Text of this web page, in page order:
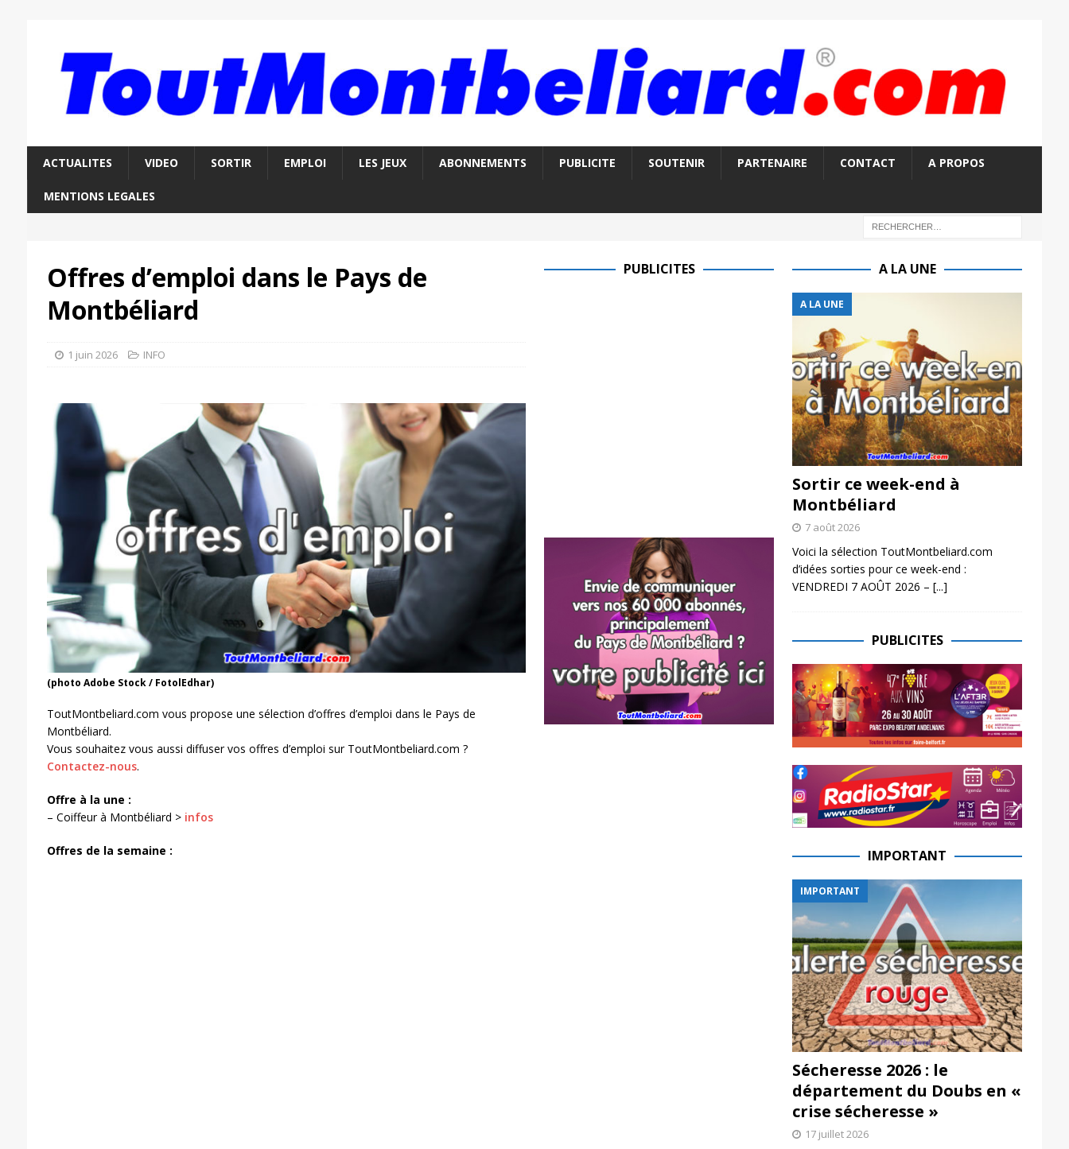
ACTUALITES VIDEO SORTIR EMPLOI LES JEUX ABONNEMENTS PUBLICITE SOUTENIR PARTENAIRE CONTACT A PROPOS
MENTIONS LEGALES
Offres d’emploi dans le Pays de
Montbéliard
1 juin 2026 INFO
(photo Adobe Stock / FotolEdhar)
ToutMontbeliard.com vous propose une sélection d’offres d’emploi dans le Pays de
Montbéliard.
Vous souhaitez vous aussi diffuser vos offres d’emploi sur ToutMontbeliard.com ?
Contactez-nous.
Offre à la une :
– Coiffeur à Montbéliard > infos
Offres de la semaine :
PUBLICITES A LA UNE
A LA UNE
Sortir ce week-end à
Montbéliard
7 août 2026
Voici la sélection ToutMontbeliard.com
d’idées sorties pour ce week-end :
VENDREDI 7 AOÛT 2026 – [...]
PUBLICITES
IMPORTANT
IMPORTANT
Sécheresse 2026 : le
département du Doubs en «
crise sécheresse »
17 juillet 2026